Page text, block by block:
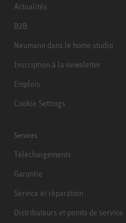
Actualités
B2B
Neumann dans le home studio
Inscription à la newsletter
Emplois
Cookie Settings
Services
Téléchargements
Garantie
Service et réparation
Distributeurs et points de service